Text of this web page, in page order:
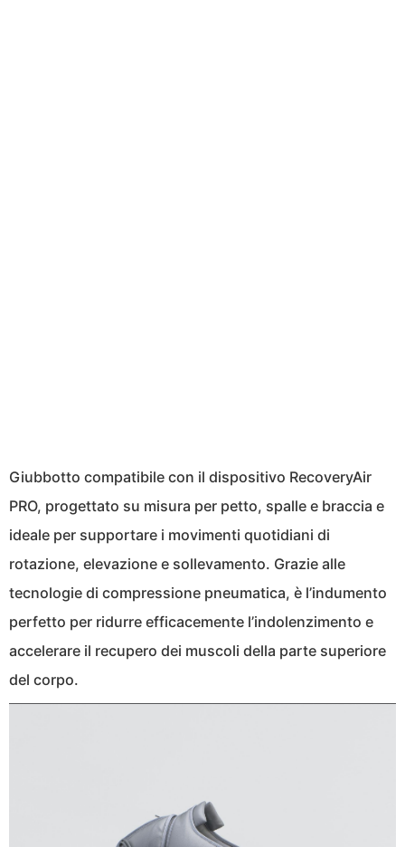
Giubbotto compatibile con il dispositivo RecoveryAir
PRO, progettato su misura per petto, spalle e braccia e
ideale per supportare i movimenti quotidiani di
rotazione, elevazione e sollevamento. Grazie alle
tecnologie di compressione pneumatica, è l’indumento
perfetto per ridurre efficacemente l’indolenzimento e
accelerare il recupero dei muscoli della parte superiore
del corpo.